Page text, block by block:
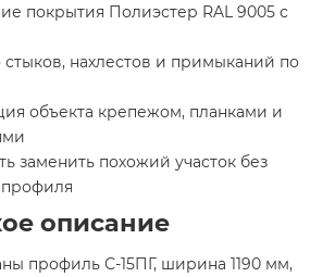
покрытия Полиэстер RAL 9005 с
стыков, нахлестов и примыканий по
объекта крепежом, планками и
заменить похожий участок без
описание
профиль С-15ПГ, ширина 1190 мм,